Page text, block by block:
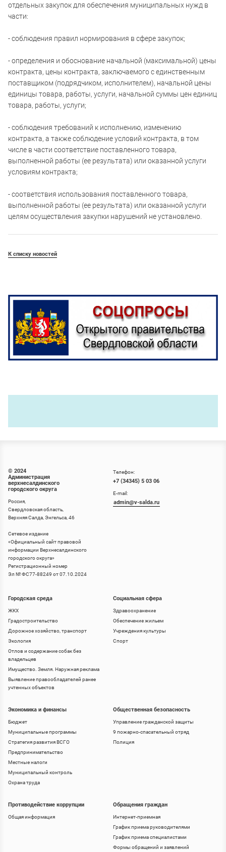
отдельных закупок для обеспечения муниципальных нужд в
части:
- соблюдения правил нормирования в сфере закупок;
- определения и обоснование начальной (максимальной) цены
контракта, цены контракта, заключаемого с единственным
поставщиком (подрядчиком, исполнителем), начальной цены
единицы товара, работы, услуги, начальной суммы цен единиц
товара, работы, услуги;
- соблюдения требований к исполнению, изменению
контракта, а также соблюдение условий контракта, в том
числе в части соответствие поставленного товара,
выполненной работы (ее результата) или оказанной услуги
условиям контракта;
- соответствия использования поставленного товара,
выполненной работы (ее результата) или оказанной услуги
целям осуществления закупки нарушений не установлено.
К списку новостей
© 2024
Администрация
верхнесалдинского
городского округа
Россия,
Свердловская область,
Верхняя Салда, Энгельса, 46
Сетевое издание
«Официальный сайт правовой
информации Верхнесалдинского
городского округа»
Регистрационный номер
Эл № ФС77-88249 от 07.10.2024
Городская среда
ЖКХ
Градостроительство
Дорожное хозяйство, транспорт
Экология
Отлов и содержание собак без
владельцев
Имущество. Земля. Наружная реклама
Выявление правообладателей ранее
учтенных объектов
Социальная сфера
Здравоохранение
Обеспечение жильем
Учреждения культуры
Спорт
Телефон:
+7 (34345) 5 03 06
E-mail:
admin@v-salda.ru
Экономика и финансы
Бюджет
Муниципальные программы
Стратегия развития ВСГО
Предпринимательство
Местные налоги
Муниципальный контроль
Охрана труда
Общественная безопасность
Управление гражданской защиты
9 пожарно-спасательный отряд
Полиция
Противодействие коррупции
Общая информация
Обращения граждан
Интернет-приемная
График приема руководителями
График приема специалистами
Формы обращений и заявлений